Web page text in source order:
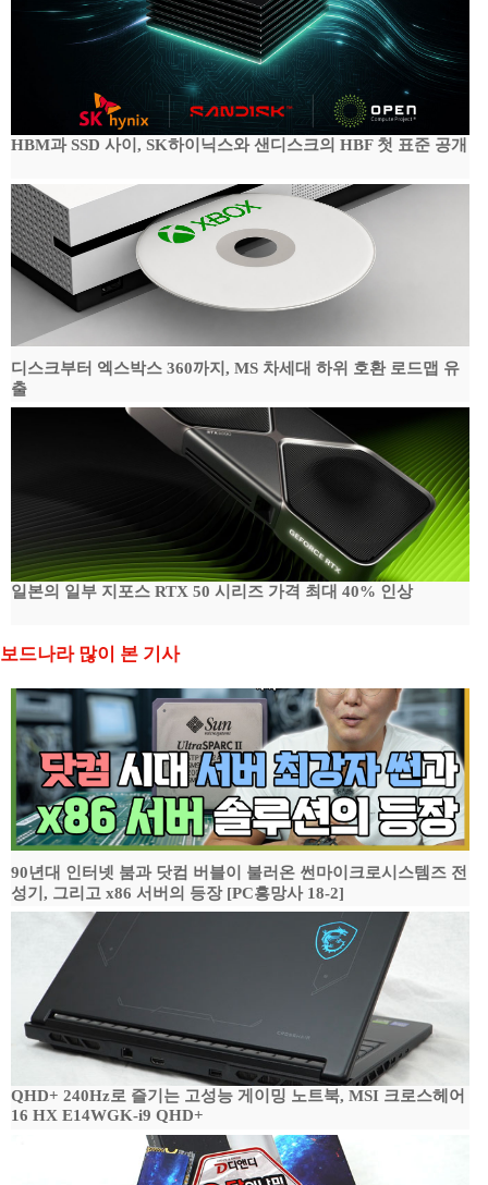
HBM과 SSD 사이, SK하이닉스와 샌디스크의 HBF 첫 표준 공개
디스크부터 엑스박스 360까지, MS 차세대 하위 호환 로드맵 유
출
일본의 일부 지포스 RTX 50 시리즈 가격 최대 40% 인상
보드나라 많이 본 기사
90년대 인터넷 붐과 닷컴 버블이 불러온 썬마이크로시스템즈 전
성기, 그리고 x86 서버의 등장 [PC흥망사 18-2]
QHD+ 240Hz로 즐기는 고성능 게이밍 노트북, MSI 크로스헤어
16 HX E14WGK-i9 QHD+